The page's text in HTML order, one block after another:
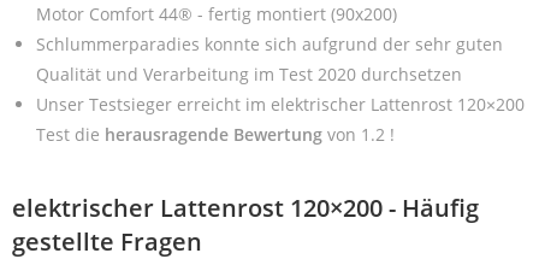
Motor Comfort 44® - fertig montiert (90x200)
Schlummerparadies konnte sich aufgrund der sehr guten
Qualität und Verarbeitung im Test 2020 durchsetzen
Unser Testsieger erreicht im elektrischer Lattenrost 120×200
Test die herausragende Bewertung von 1.2 !
elektrischer Lattenrost 120×200 - Häufig
gestellte Fragen